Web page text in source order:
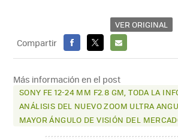
VER ORIGINAL
Compartir
FACEBOOK
X
E-
MAIL
Más información en el post
SONY FE 12-24 MM F2.8 GM, TODA LA
ANÁLISIS DEL NUEVO ZOOM ULTRA
MAYOR ÁNGULO DE VISIÓN DEL